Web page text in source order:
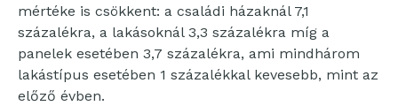
mértéke is csökkent: a családi házaknál 7,1
százalékra, a lakásoknál 3,3 százalékra míg a
panelek esetében 3,7 százalékra, ami mindhárom
lakástípus esetében 1 százalékkal kevesebb, mint az
előző évben.